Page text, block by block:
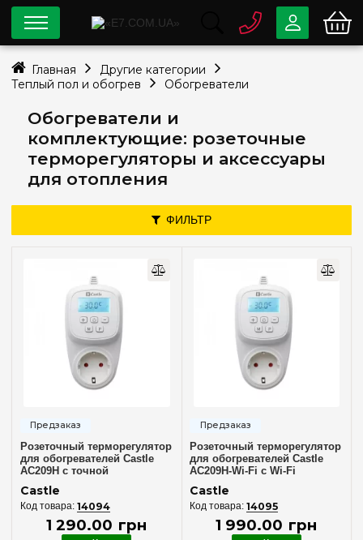
Обогреватели и
комплектующие: розеточные
терморегуляторы и аксессуары
для отопления
ФИЛЬТР
—
Программируемые
Терморегулятор
Термостат(1)
Электронные
Электронный
Розеточный терморегулятор
для обогревателей Castle
AC209H с точной
Castle
14094
1 290.00 грн
Розеточный терморегулятор
для обогревателей Castle
AC209H-Wi-Fi с Wi-Fi
Castle
14095
1 990.00 грн
0 800
info@e7.com.ua
044
Viber Telegram
Главная
Другие категории
Теплый пол и обогрев
Обогреватели